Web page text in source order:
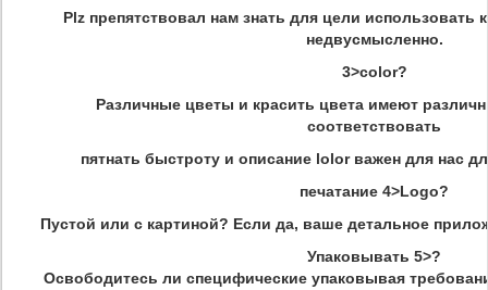
Plz препятствовал нам знать для цели использовать
недвусмысленно.
3>color?
Различные цветы и красить цвета имеют
соответствовать
пятнать быстроту и описание lolor важен для нас
печатание 4>Logo?
Пустой или с картиной? Если да, ваше детальное
Упаковывать 5>?
Освободитесь ли специфические упаковывая